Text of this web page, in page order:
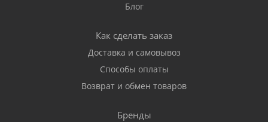
Блог
Как сделать заказ
Доставка и самовывоз
Способы оплаты
Возврат и обмен товаров
Бренды